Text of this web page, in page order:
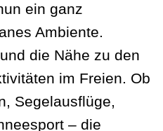
ein ganz
Ambiente.
die Nähe zu den
im Freien. Ob
Segelausflüge,
– die